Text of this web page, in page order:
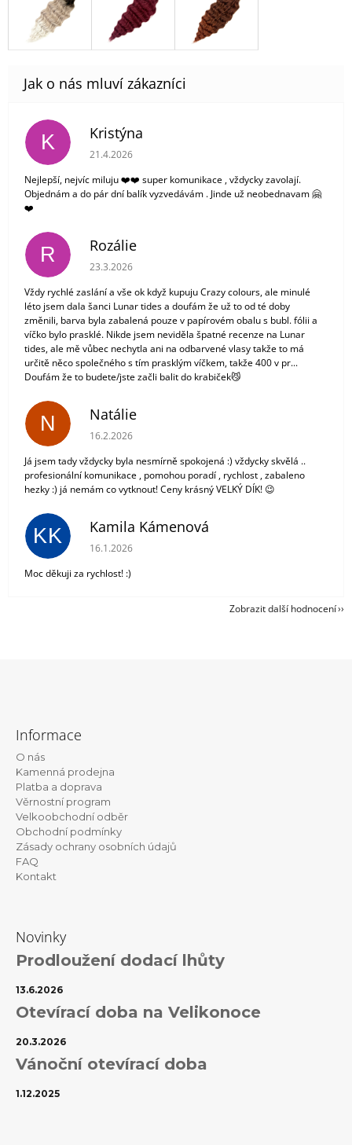
K Kristýna
Hodnocení obchodu je 5 z 5 hvězdiček.
21.4.2026
Nejlepší, nejvíc miluju ❤️❤️ super komunikace , vždycky zavolají.
Objednám a do pár dní balík vyzvedávám . Jinde už neobednavam 🤗
❤️
R Rozálie
Hodnocení obchodu je 3 z 5 hvězdiček.
23.3.2026
Vždy rychlé zaslání a vše ok když kupuju Crazy colours, ale minulé
léto jsem dala šanci Lunar tides a doufám že už to od té doby
změnili, barva byla zabalená pouze v papírovém obalu s bubl. fólii a
víčko bylo prasklé. Nikde jsem neviděla špatné recenze na Lunar
tides, ale mě vůbec nechytla ani na odbarvené vlasy takže to má
určitě něco společného s tím prasklým víčkem, takže 400 v pr...
Doufám že to budete/jste začli balit do krabiček😼
N Natálie
Hodnocení obchodu je 5 z 5 hvězdiček.
16.2.2026
Já jsem tady vždycky byla nesmírně spokojená :) vždycky skvělá ..
profesionální komunikace , pomohou poradí , rychlost , zabaleno
hezky :) já nemám co vytknout! Ceny krásný VELKÝ DÍK! 😉
KK Kamila Kámenová
Hodnocení obchodu je 5 z 5 hvězdiček.
16.1.2026
Moc děkuji za rychlost! :)
Zobrazit další hodnocení
Informace
O nás
Kamenná prodejna
Platba a doprava
Věrnostní program
Velkoobchodní odběr
Obchodní podmínky
Zásady ochrany osobních údajů
FAQ
Kontakt
Novinky
Prodloužení dodací lhůty
13.6.2026
Otevírací doba na Velikonoce
20.3.2026
Vánoční otevírací doba
1.12.2025